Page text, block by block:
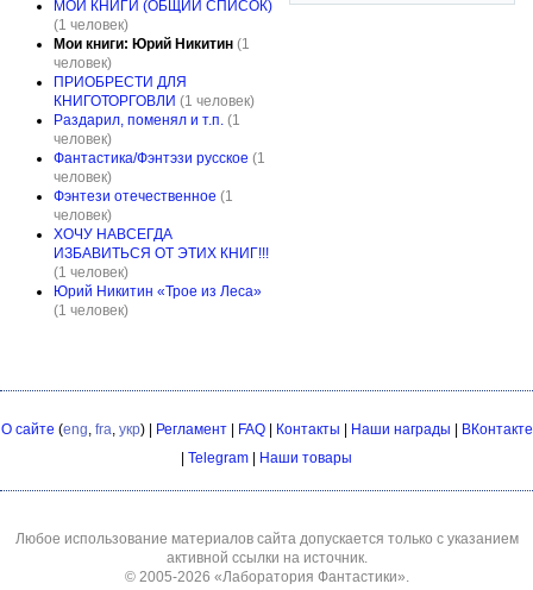
МОИ КНИГИ (ОБЩИЙ СПИСОК)
(1 человек)
Мои книги: Юрий Никитин (1
человек)
ПРИОБРЕСТИ ДЛЯ
КНИГОТОРГОВЛИ (1 человек)
Раздарил, поменял и т.п. (1
человек)
Фантастика/Фэнтэзи русское (1
человек)
Фэнтези отечественное (1
человек)
ХОЧУ НАВСЕГДА
ИЗБАВИТЬСЯ ОТ ЭТИХ КНИГ!!!
(1 человек)
Юрий Никитин «Трое из Леса»
(1 человек)
О сайте (eng, fra, укр) | Регламент| FAQ| Контакты Наши награды
ВКонтакте
Telegram Наши товары
Любое использование материалов сайта допускается только с указанием
активной ссылки на источник.
© 2005-2026 «Лаборатория Фантастики».